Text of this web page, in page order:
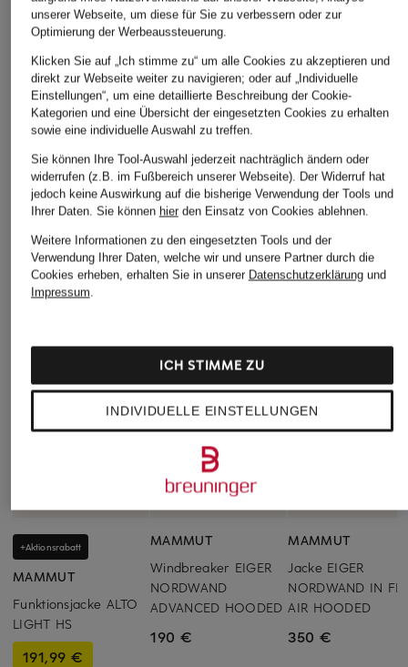
+Aktionsrabatt
MAMMUT
Funktionsjacke ALTO
LIGHT HS
191,99 €
MAMMUT
Windbreaker EIGER
NORDWAND
ADVANCED HOODED
190 €
MAMMUT
Jacke EIGER
NORDWAND IN
AIR HOODED
350 €
unserer Webseite, um diese für Sie zu verbessern oder zur
Optimierung der Werbeaussteuerung.
Klicken Sie auf „Ich stimme zu“ um alle Cookies zu akzeptieren und
direkt zur Webseite weiter zu navigieren; oder auf „Individuelle
Einstellungen“, um eine detaillierte Beschreibung der Cookie-
Kategorien und eine Übersicht der eingesetzten Cookies zu erhalten
sowie eine individuelle Auswahl zu treffen.
Sie können Ihre Tool-Auswahl jederzeit nachträglich ändern oder
widerrufen (z.B. im Fußbereich unserer Webseite). Der Widerruf hat
jedoch keine Auswirkung auf die bisherige Verwendung der Tools und
Ihrer Daten. Sie können hierden Einsatz von Cookies ablehnen.
Weitere Informationen zu den eingesetzten Tools und der
Verwendung Ihrer Daten, welche wir und unsere Partner durch die
Cookies erheben, erhalten Sie in unserer Datenschutzerklärungund
Impressum.
INDIVIDUELLE EINSTELLUNGEN
ICH STIMME ZU